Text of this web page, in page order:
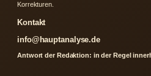
Korrekturen.
Kontakt
info@hauptanalyse.de
Antwort der Redaktion: in der Regel